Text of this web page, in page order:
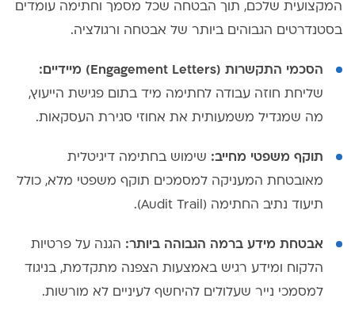
המקצועית שלכם, תוך הבטחה שכל מסמך וחתימה עומדים
בסטנדרטים הגבוהים ביותר של אבטחה ורגולציה.
הסכמי התקשרות (Engagement Letters) מיידיים:
שליחת חוזה עבודה לחתימה מיד בתום פגישת הייעוץ,
מה שמגדיל משמעותית את אחוזי סגירת העסקאות.
תוקף משפטי מחייב: שימוש בחתימה דיגיטלית
מאובטחת המעניקה למסמכים תוקף משפטי מלא, כולל
תיעוד נתיב החתימה (Audit Trail).
אבטחת מידע ברמה הגבוהה ביותר: הגנה על פרטיות
הלקוח ומידע רגיש באמצעות הצפנה מתקדמת, בניגוד
למסמכי נייר שעלולים להיחשף לעיניים לא מורשות.